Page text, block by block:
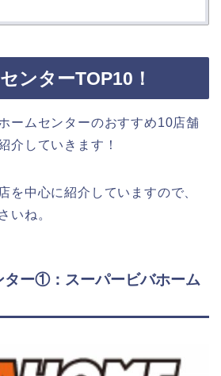
ンターTOP10！
ームセンターのおすすめ10店舗
介していきます！
を中心に紹介していますので、
いね。
ター①：スーパービバホーム